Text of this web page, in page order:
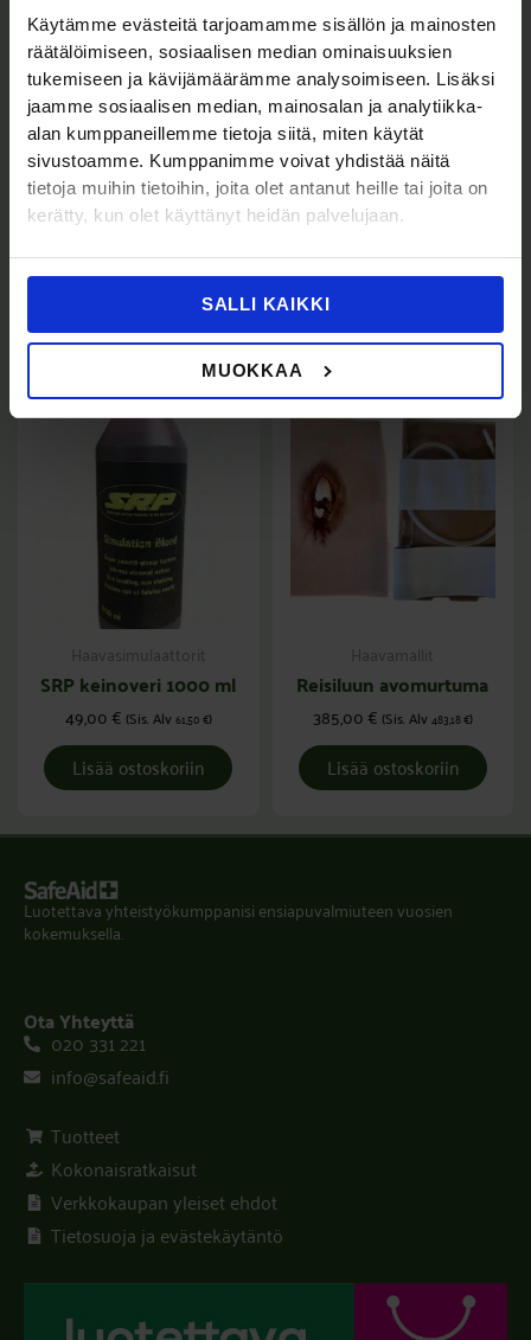
Käytämme evästeitä tarjoamamme sisällön ja mainosten
räätälöimiseen, sosiaalisen median ominaisuuksien
tukemiseen ja kävijämäärämme analysoimiseen. Lisäksi
jaamme sosiaalisen median, mainosalan ja analytiikka-
alan kumppaneillemme tietoja siitä, miten käytät
sivustoamme. Kumppanimme voivat yhdistää näitä
tietoja muihin tietoihin, joita olet antanut heille tai joita on
kerätty, kun olet käyttänyt heidän palvelujaan.
SALLI KAIKKI
MUOKKAA
Haavamallit
SRP RealScent
Traumaveri 1000 ml
Lisää ostoskoriin
Haavasimulaattorit
Muoviletku 1m
3,00€ (Sis. Alv
Lisää ostoskoriin
Haavasimulaattorit
SRP keinoveri 1000 ml
49,00€(Sis. Alv61,50€)
Lisää ostoskoriin
Haavamallit
Reisiluun avomurtuma
385,00€(Sis. Alv483,18€)
Lisää ostoskoriin
Luotettava yhteistyökumppanisi ensiapuvalmiuteen vuosien
kokemuksella.
Ota Yhteyttä
020 331 221
info@safeaid.fi
Tuotteet
Kokonaisratkaisut
Verkkokaupan yleiset ehdot
Tietosuoja ja evästekäytäntö